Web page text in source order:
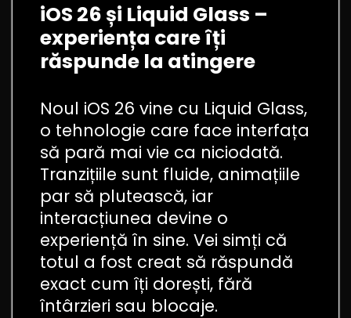
iOS 26 și Liquid Glass –
experiența care îți
răspunde la atingere
Noul iOS 26 vine cu Liquid Glass,
o tehnologie care face interfața
să pară mai vie ca niciodată.
Tranzițiile sunt fluide, animațiile
par să plutească, iar
interacțiunea devine o
experiență în sine. Vei simți că
totul a fost creat să răspundă
exact cum îți dorești, fără
întârzieri sau blocaje.